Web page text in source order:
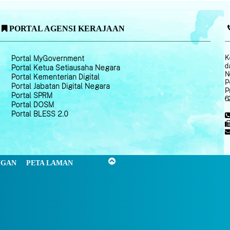
PORTAL AGENSI KERAJAAN
Portal MyGovernment
Portal Ketua Setiausaha Negara
Portal Kementerian Digital
Portal Jabatan Digital Negara
Portal SPRM
Portal DOSM
Portal BLESS 2.0
PETA LAMAN